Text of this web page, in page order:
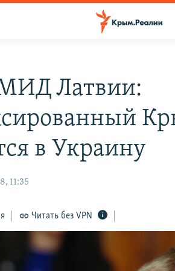
МИД Латвии:
в Украину
11:35
Читать без VPN